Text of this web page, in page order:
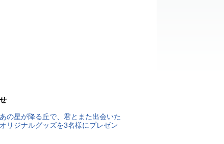
の星が降る丘で、君とまた出会いた
リジナルグッズを3名様にプレゼン